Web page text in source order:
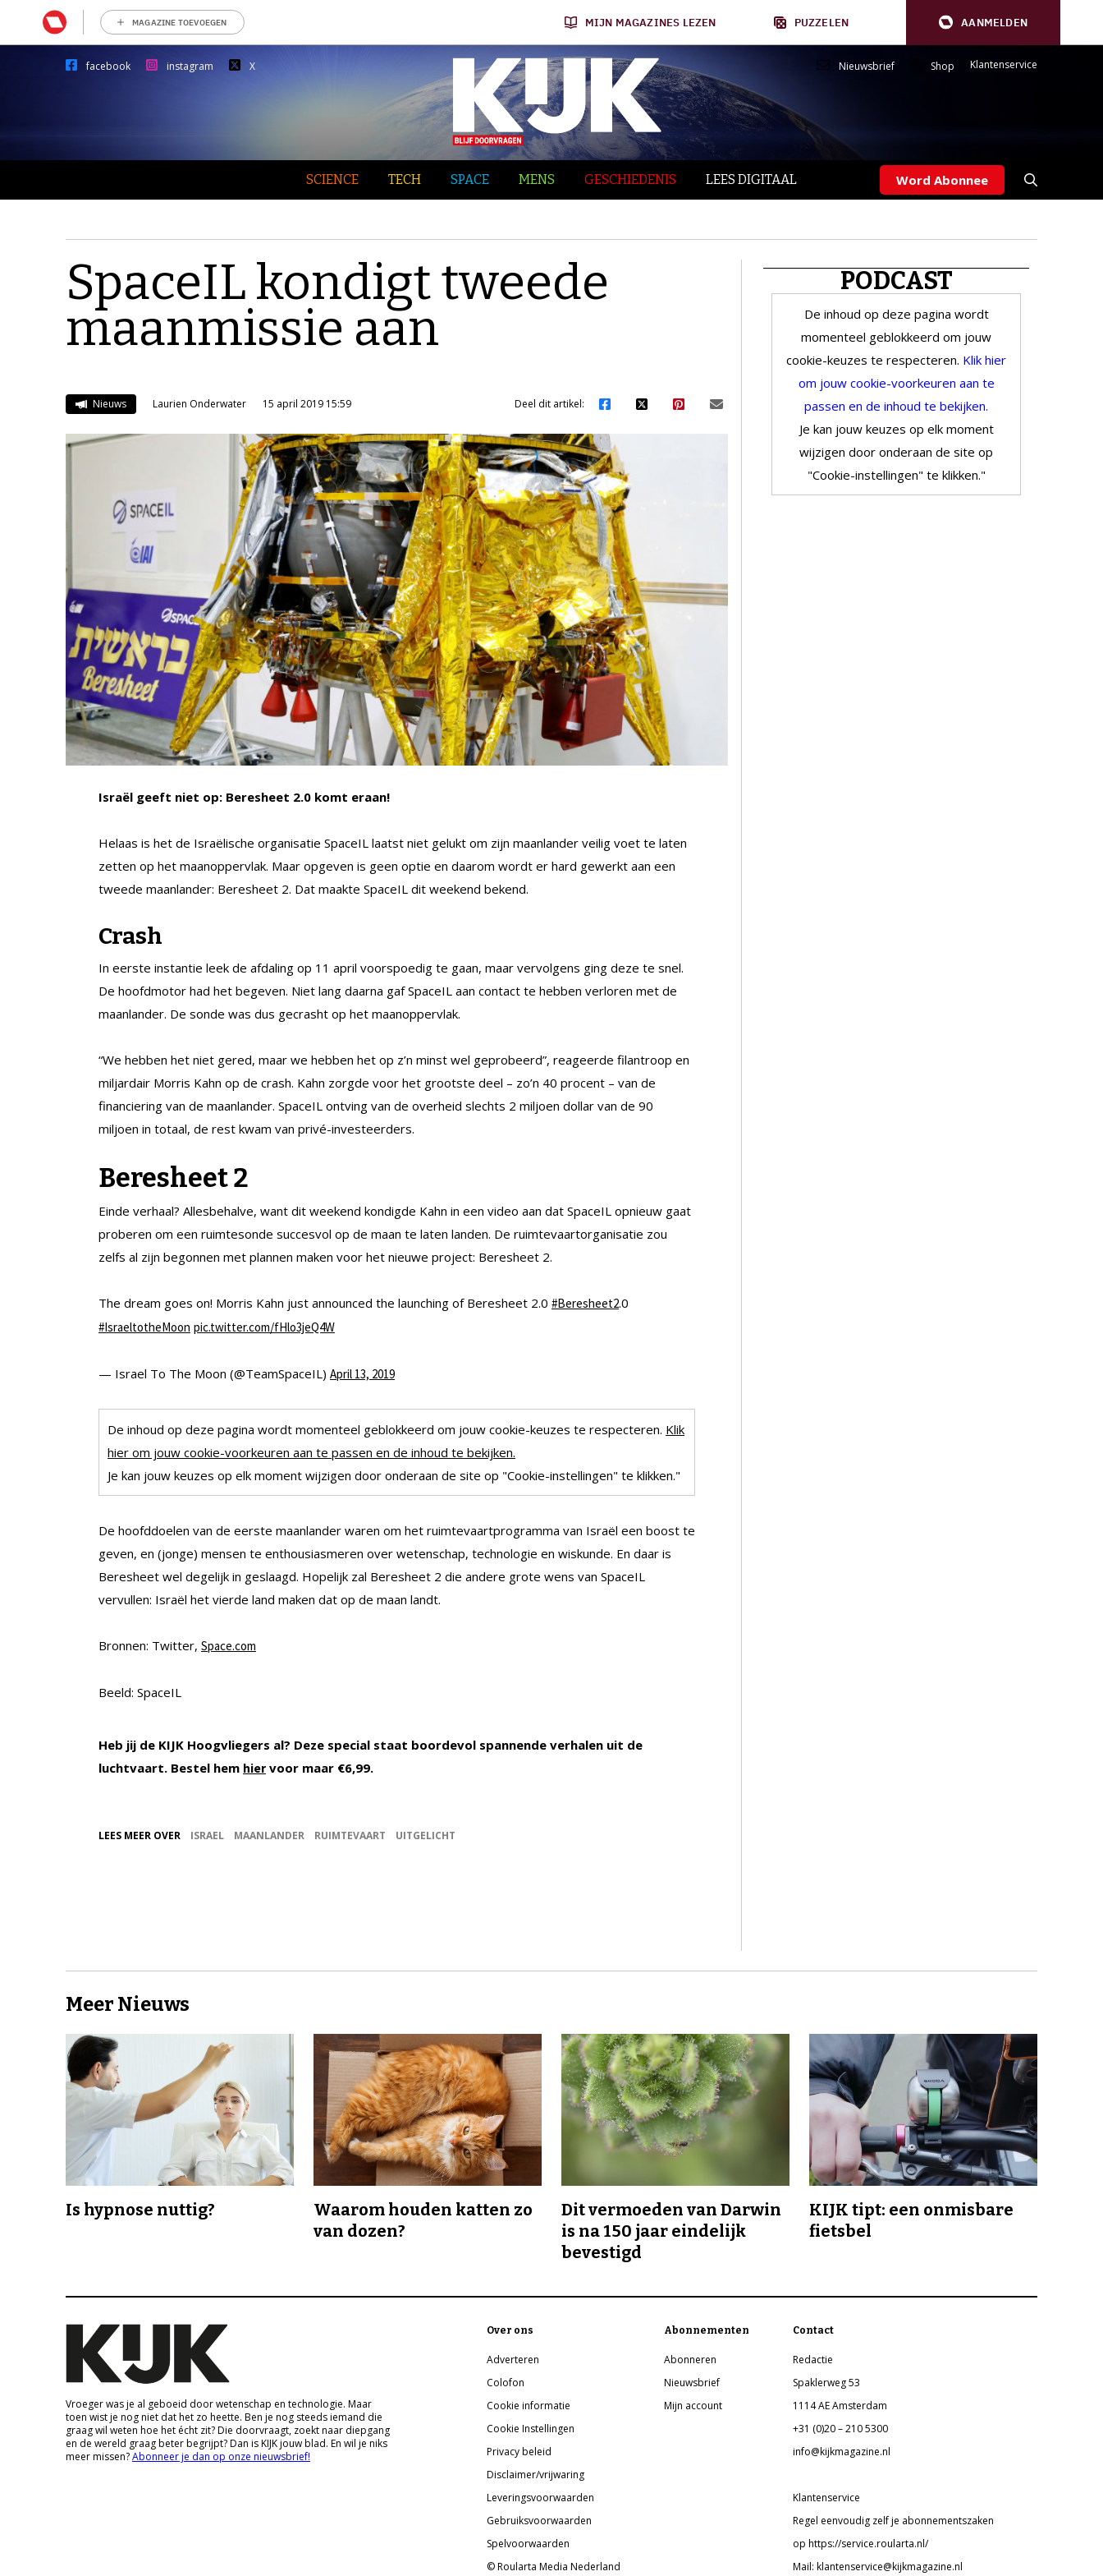
MAGAZINE TOEVOEGEN MIJN MAGAZINES LEZEN PUZZELEN AANMELDEN
facebook instagram X Nieuwsbrief Shop Klantenservice
SCIENCE TECH SPACE MENS GESCHIEDENIS LEES DIGITAAL Word Abonnee
SpaceIL kondigt tweede
maanmissie aan
Nieuws Laurien Onderwater 15 april 2019 15:59 Deel dit artikel:
Israël geeft niet op: Beresheet 2.0 komt eraan!
Helaas is het de Israëlische organisatie SpaceIL laatst niet gelukt om zijn maanlander veilig voet te laten
zetten op het maanoppervlak. Maar opgeven is geen optie en daarom wordt er hard gewerkt aan een
tweede maanlander: Beresheet 2. Dat maakte SpaceIL dit weekend bekend.
Crash
In eerste instantie leek de afdaling op 11 april voorspoedig te gaan, maar vervolgens ging deze te snel.
De hoofdmotor had het begeven. Niet lang daarna gaf SpaceIL aan contact te hebben verloren met de
maanlander. De sonde was dus gecrasht op het maanoppervlak.
“We hebben het niet gered, maar we hebben het op z’n minst wel geprobeerd”, reageerde filantroop en
miljardair Morris Kahn op de crash. Kahn zorgde voor het grootste deel – zo’n 40 procent – van de
financiering van de maanlander. SpaceIL ontving van de overheid slechts 2 miljoen dollar van de 90
miljoen in totaal, de rest kwam van privé-investeerders.
Beresheet 2
Einde verhaal? Allesbehalve, want dit weekend kondigde Kahn in een video aan dat SpaceIL opnieuw gaat
proberen om een ruimtesonde succesvol op de maan te laten landen. De ruimtevaartorganisatie zou
zelfs al zijn begonnen met plannen maken voor het nieuwe project: Beresheet 2.
The dream goes on! Morris Kahn just announced the launching of Beresheet 2.0 #Beresheet2.0
#IsraeltotheMoon pic.twitter.com/fHlo3jeQ4W
— Israel To The Moon (@TeamSpaceIL) April 13, 2019
De inhoud op deze pagina wordt momenteel geblokkeerd om jouw cookie-keuzes te respecteren. Klik
hier om jouw cookie-voorkeuren aan te passen en de inhoud te bekijken.
Je kan jouw keuzes op elk moment wijzigen door onderaan de site op "Cookie-instellingen" te klikken."
De hoofddoelen van de eerste maanlander waren om het ruimtevaartprogramma van Israël een boost te
geven, en (jonge) mensen te enthousiasmeren over wetenschap, technologie en wiskunde. En daar is
Beresheet wel degelijk in geslaagd. Hopelijk zal Beresheet 2 die andere grote wens van SpaceIL
vervullen: Israël het vierde land maken dat op de maan landt.
Bronnen: Twitter, Space.com
Beeld: SpaceIL
Heb jij de KIJK Hoogvliegers al? Deze special staat boordevol spannende verhalen uit de
luchtvaart. Bestel hem hier voor maar €6,99.
LEES MEER OVER ISRAEL MAANLANDER RUIMTEVAART UITGELICHT
PODCAST
De inhoud op deze pagina wordt
momenteel geblokkeerd om jouw
cookie-keuzes te respecteren. Klik hier
om jouw cookie-voorkeuren aan te
passen en de inhoud te bekijken.
Je kan jouw keuzes op elk moment
wijzigen door onderaan de site op
"Cookie-instellingen" te klikken."
Meer Nieuws
Is hypnose nuttig?
Waarom houden katten zo
van dozen?
Dit vermoeden van Darwin
is na 150 jaar eindelijk
bevestigd
KIJK tipt: een onmisbare
fietsbel
Vroeger was je al geboeid door wetenschap en technologie. Maar
toen wist je nog niet dat het zo heette. Ben je nog steeds iemand die
graag wil weten hoe het écht zit? Die doorvraagt, zoekt naar diepgang
en de wereld graag beter begrijpt? Dan is KIJK jouw blad. En wil je niks
meer missen?Abonneer je dan op onze nieuwsbrief!
Over ons
Adverteren
Colofon
Cookie informatie
Cookie Instellingen
Privacy beleid
Disclaimer/vrijwaring
Leveringsvoorwaarden
Gebruiksvoorwaarden
Spelvoorwaarden
© Roularta Media Nederland
Abonnementen
Abonneren
Nieuwsbrief
Mijn account
Contact
Redactie
Spaklerweg 53
1114 AE Amsterdam
+31 (0)20 – 210 5300
info@kijkmagazine.nl
Klantenservice
Regel eenvoudig zelf je abonnementszaken
op https://service.roularta.nl/
Mail: klantenservice@kijkmagazine.nl